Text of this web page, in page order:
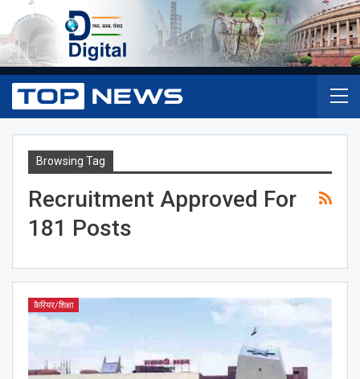
Browsing Tag
Recruitment Approved For
181 Posts
कैरियर/शिक्षा